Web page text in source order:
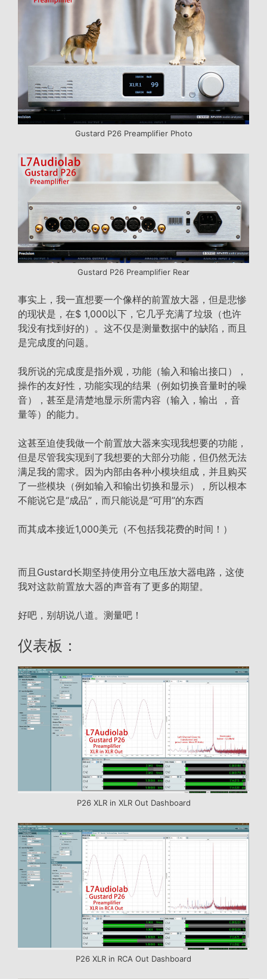
Gustard P26 Preamplifier Photo
Gustard P26 Preamplifier Rear
事实上，我一直想要一个像样的前置放大器，但是悲惨
的现状是，在$ 1,000以下，它几乎充满了垃圾（也许
我没有找到好的）。这不仅是测量数据中的缺陷，而且
是完成度的问题。
我所说的完成度是指外观，功能（输入和输出接口），
操作的友好性，功能实现的结果（例如切换音量时的噪
音），甚至是清楚地显示所需内容（输入，输出 ，音
量等）的能力。
这甚至迫使我做一个前置放大器来实现我想要的功能，
但是尽管我实现到了我想要的大部分功能，但仍然无法
满足我的需求。因为内部由各种小模块组成，并且购买
了一些模块（例如输入和输出切换和显示），所以根本
不能说它是“成品”，而只能说是“可用”的东西
而其成本接近1,000美元（不包括我花费的时间！）
而且Gustard长期坚持使用分立电压放大器电路，这使
我对这款前置放大器的声音有了更多的期望。
好吧，别胡说八道。测量吧！
仪表板：
P26 XLR in XLR Out Dashboard
P26 XLR in RCA Out Dashboard